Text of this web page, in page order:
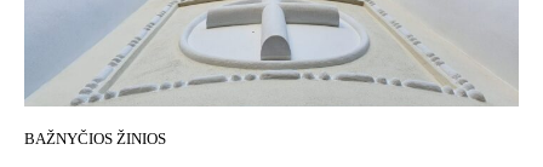
BAŽNYČIOS ŽINIOS